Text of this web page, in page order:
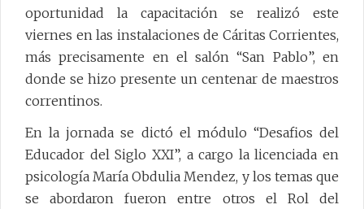
oportunidad la capacitación se realizó este
viernes en las instalaciones de Cáritas Corrientes,
más precisamente en el salón “San Pablo”, en
donde se hizo presente un centenar de maestros
correntinos.
En la jornada se dictó el módulo “Desafios del
Educador del Siglo XXI”, a cargo la licenciada en
psicología María Obdulia Mendez, y los temas que
se abordaron fueron entre otros el Rol del